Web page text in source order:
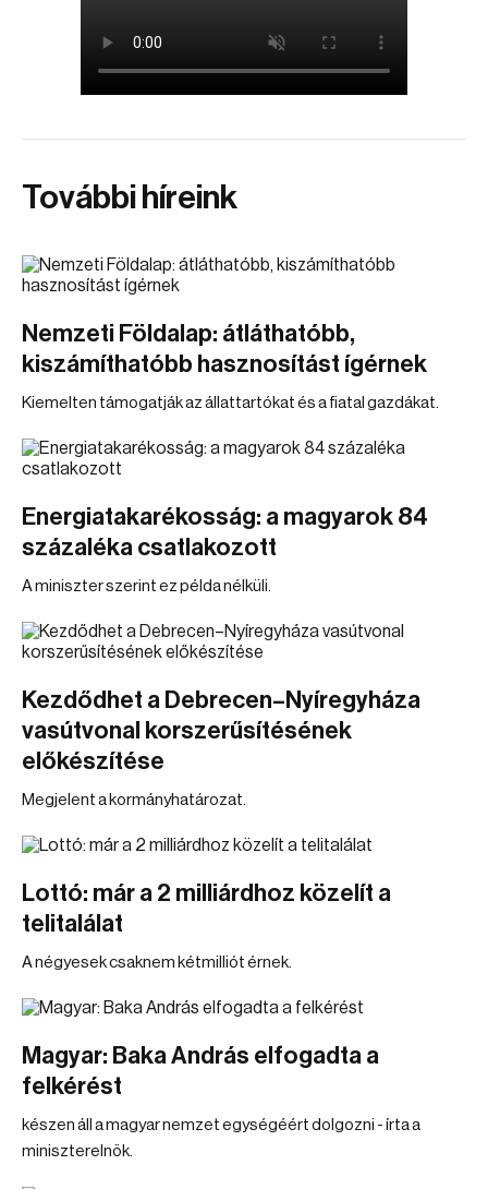
További híreink
Nemzeti Földalap: átláthatóbb,
kiszámíthatóbb hasznosítást ígérnek
Kiemelten támogatják az állattartókat és a fiatal gazdákat.
Energiatakarékosság: a magyarok 84
százaléka csatlakozott
A miniszter szerint ez példa nélküli.
Kezdődhet a Debrecen–Nyíregyháza
vasútvonal korszerűsítésének
előkészítése
Megjelent a kormányhatározat.
Lottó: már a 2 milliárdhoz közelít a
telitalálat
A négyesek csaknem kétmilliót érnek.
Magyar: Baka András elfogadta a
felkérést
készen áll a magyar nemzet egységéért dolgozni - írta a
miniszterelnök.